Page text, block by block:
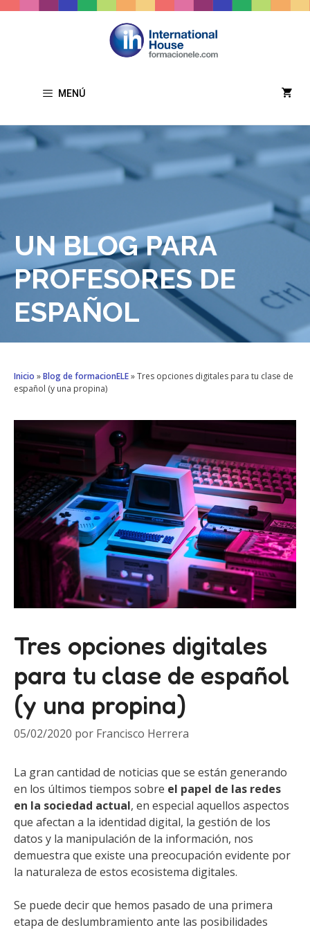
Saltar
MENÚ
UN BLOG PARA
PROFESORES DE
ESPAÑOL
Inicio »Blog de formacionELE»Tres opciones digitales para tu clase de
español (y una propina)
Tres opciones digitales
para tu clase de español
(y una propina)
05/02/2020 por Francisco Herrera
La gran cantidad de noticias que se están generando
en los últimos tiempos sobre el papel de las redes
en la sociedad actual, en especial aquellos aspectos
que afectan a la identidad digital, la gestión de los
datos y la manipulación de la información, nos
demuestra que existe una preocupación evidente por
la naturaleza de estos ecosistema digitales.
Se puede decir que hemos pasado de una primera
etapa de deslumbramiento ante las posibilidades